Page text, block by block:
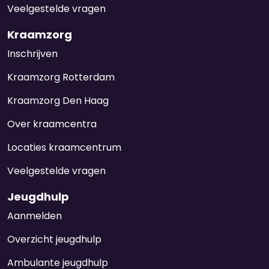
Veelgestelde vragen
Kraamzorg
Inschrijven
Kraamzorg Rotterdam
Kraamzorg Den Haag
Over kraamcentra
Locaties kraamcentrum
Veelgestelde vragen
Jeugdhulp
Aanmelden
Overzicht jeugdhulp
Ambulante jeugdhulp